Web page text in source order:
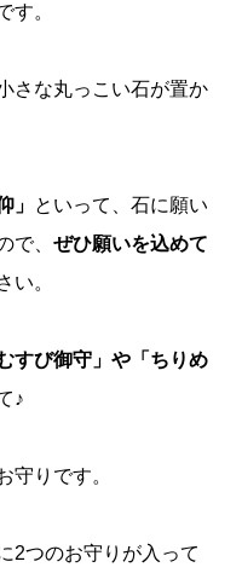
す。
さな丸っこい石が置か
」 といって、石に願い
で、 ぜひ願いを込めて
い。
すび御守」や「ちりめ
♪
守りです。
2つのお守りが入って